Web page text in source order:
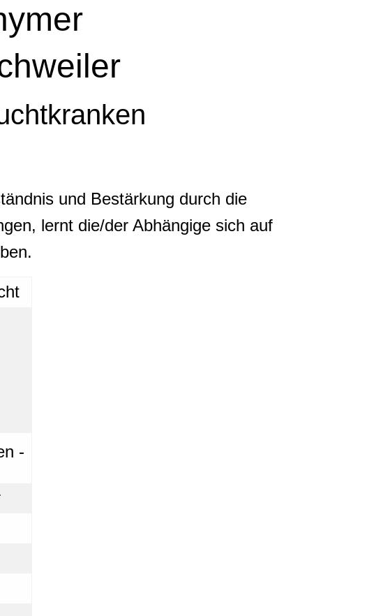
und Bestärkung durch die
lernt die/der Abhängige sich auf
-